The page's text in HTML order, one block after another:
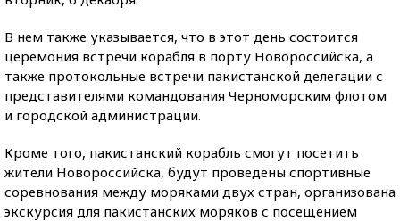
В нем также указывается, что в этот день состоится
церемония встречи корабля в порту Новороссийска, а
также протокольные встречи пакистанской делегации с
представителями командования Черноморским флотом
и городской администрации.
Кроме того, пакистанский корабль смогут посетить
жители Новороссийска, будут проведены спортивные
соревнования между моряками двух стран, организована
экскурсия для пакистанских моряков с посещением